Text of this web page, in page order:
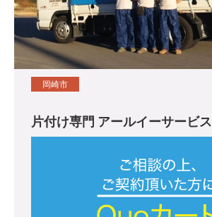
岡崎市
片付け専門 アールイーサービス